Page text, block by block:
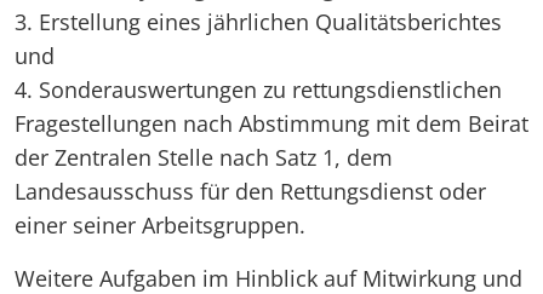
3. Erstellung eines jährlichen Qualitätsberichtes
und
4. Sonderauswertungen zu rettungsdienstlichen
Fragestellungen nach Abstimmung mit dem Beirat
der Zentralen Stelle nach Satz 1, dem
Landesausschuss für den Rettungsdienst oder
einer seiner Arbeitsgruppen.
Weitere Aufgaben im Hinblick auf Mitwirkung und